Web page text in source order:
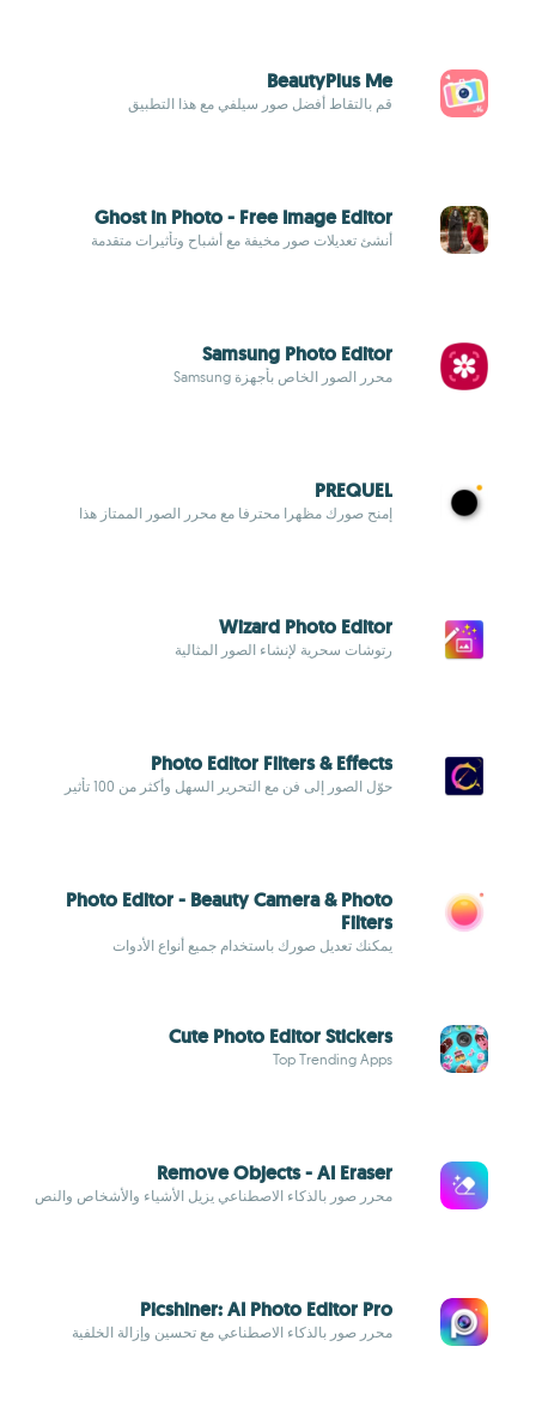
BeautyPlus Me
قم بالتقاط أفضل صور سيلفي مع هذا التطبيق
Ghost in Photo - Free Image Editor
أنشئ تعديلات صور مخيفة مع أشباح وتأثيرات متقدمة
Samsung Photo Editor
محرر الصور الخاص بأجهزة Samsung
PREQUEL
إمنح صورك مظهرا محترفا مع محرر الصور الممتاز هذا
Wizard Photo Editor
رتوشات سحرية لإنشاء الصور المثالية
Photo Editor Filters & Effects
حوّل الصور إلى فن مع التحرير السهل وأكثر من 100 تأثير
Photo Editor - Beauty Camera & Photo
Filters
يمكنك تعديل صورك باستخدام جميع أنواع الأدوات
Cute Photo Editor Stickers
Top Trending Apps
Remove Objects - AI Eraser
محرر صور بالذكاء الاصطناعي يزيل الأشياء والأشخاص والنص
Picshiner: AI Photo Editor Pro
محرر صور بالذكاء الاصطناعي مع تحسين وإزالة الخلفية